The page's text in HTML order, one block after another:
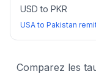
USD to PKR
USA to Pakistan
Comparez les